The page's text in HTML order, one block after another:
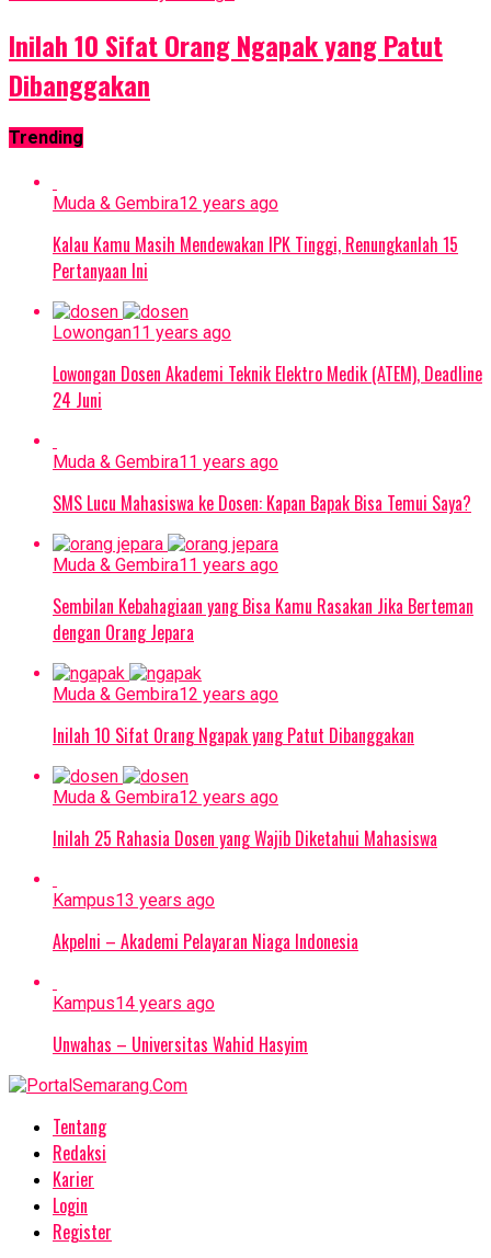
Inilah 10 Sifat Orang Ngapak yang Patut
Dibanggakan
Trending
Muda & Gembira12 years ago
Kalau Kamu Masih Mendewakan IPK Tinggi, Renungkanlah 15
Pertanyaan Ini
Lowongan11 years ago
Lowongan Dosen Akademi Teknik Elektro Medik (ATEM), Deadline
24 Juni
Muda & Gembira11 years ago
SMS Lucu Mahasiswa ke Dosen: Kapan Bapak Bisa Temui Saya?
Muda & Gembira11 years ago
Sembilan Kebahagiaan yang Bisa Kamu Rasakan Jika Berteman
dengan Orang Jepara
Muda & Gembira12 years ago
Inilah 10 Sifat Orang Ngapak yang Patut Dibanggakan
Muda & Gembira12 years ago
Inilah 25 Rahasia Dosen yang Wajib Diketahui Mahasiswa
Kampus13 years ago
Akpelni – Akademi Pelayaran Niaga Indonesia
Kampus14 years ago
Unwahas – Universitas Wahid Hasyim
Tentang
Redaksi
Karier
Login
Register